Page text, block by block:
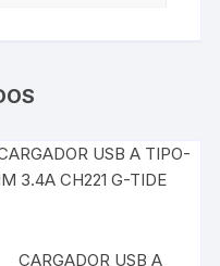
CARGADOR USB A